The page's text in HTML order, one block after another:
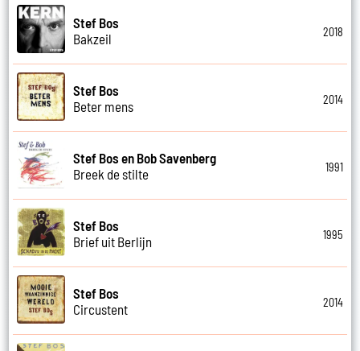
Stef Bos
Bakzeil
2018
Stef Bos
Beter mens
2014
Stef Bos en Bob Savenberg
Breek de stilte
1991
Stef Bos
Brief uit Berlijn
1995
Stef Bos
Circustent
2014